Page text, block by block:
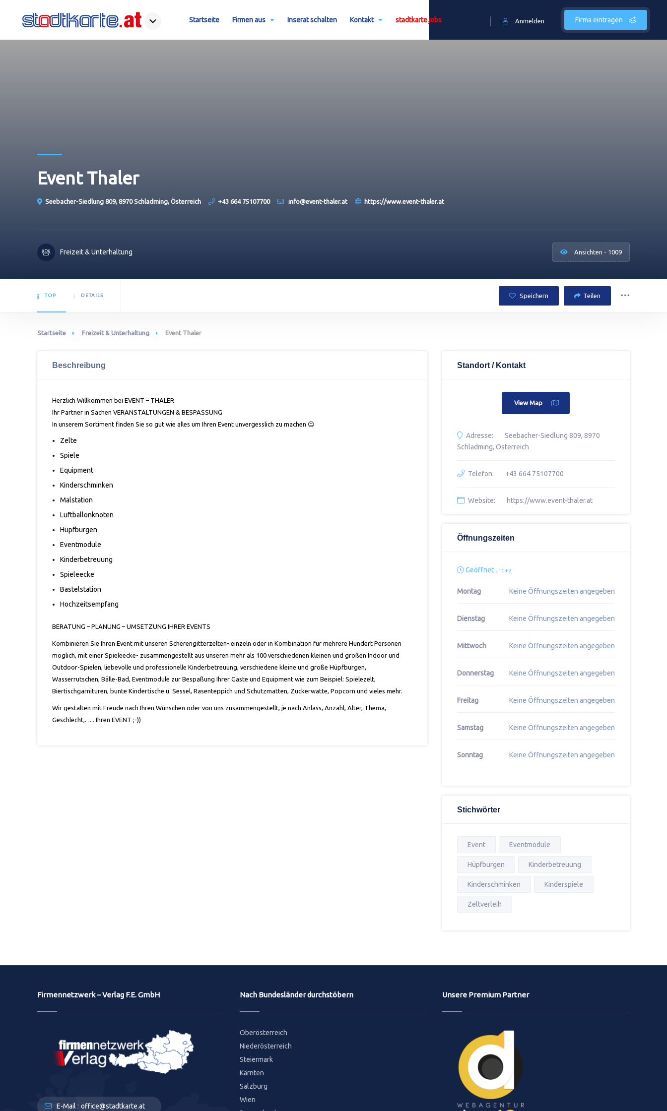
Firma eintragen
Anmelden
Startseite Firmen aus Inserat schalten Kontakt stadtkarte.jobs
Event Thaler
Seebacher-Siedlung 809, 8970 Schladming, Österreich +43 664 75107700 info@event-thaler.at https://www.event-thaler.at
Freizeit & Unterhaltung Ansichten - 1009
TOP DETAILS Speichern Teilen
Startseite Freizeit & Unterhaltung Event Thaler
Beschreibung
Herzlich Willkommen bei EVENT – THALER
Ihr Partner in Sachen VERANSTALTUNGEN & BESPASSUNG
In unserem Sortiment finden Sie so gut wie alles um Ihren Event unvergesslich zu machen 😉
Zelte
Spiele
Equipment
Kinderschminken
Malstation
Luftballonknoten
Hüpfburgen
Eventmodule
Kinderbetreuung
Spieleecke
Bastelstation
Hochzeitsempfang
BERATUNG – PLANUNG – UMSETZUNG IHRER EVENTS
Kombinieren Sie Ihren Event mit unseren Scherengitterzelten- einzeln oder in Kombination für mehrere Hundert Personen
möglich, mit einer Spieleecke- zusammengestellt aus unseren mehr als 100 verschiedenen kleinen und großen Indoor und
Outdoor-Spielen, liebevolle und professionelle Kinderbetreuung, verschiedene kleine und große Hüpfburgen,
Wasserrutschen, Bälle-Bad, Eventmodule zur Bespaßung Ihrer Gäste und Equipment wie zum Beispiel: Spielezelt,
Biertischgarnituren, bunte Kindertische u. Sessel, Rasenteppich und Schutzmatten, Zuckerwatte, Popcorn und vieles mehr.
Wir gestalten mit Freude nach Ihren Wünschen oder von uns zusammengestellt, je nach Anlass, Anzahl, Alter, Thema,
Geschlecht,….. Ihren EVENT ;-))
Standort / Kontakt
View Map
Adresse:
Seebacher-Siedlung 809, 8970
Schladming, Österreich
Telefon: +43 664 75107700
Website: https://www.event-thaler.at
Öffnungszeiten
Geöffnet UTC + 2
Montag Keine Öffnungszeiten angegeben
Dienstag Keine Öffnungszeiten angegeben
Mittwoch Keine Öffnungszeiten angegeben
Donnerstag Keine Öffnungszeiten angegeben
Freitag Keine Öffnungszeiten angegeben
Samstag Keine Öffnungszeiten angegeben
Sonntag Keine Öffnungszeiten angegeben
Stichwörter
Event Eventmodule
Hüpfburgen Kinderbetreuung
Kinderschminken Kinderspiele
Zeltverleih
Firmennetzwerk – Verlag F.E. GmbH
E-Mail : office@stadtkarte.at
Nach Bundesländer durchstöbern
Oberösterreich
Niederösterreich
Steiermark
Kärnten
Salzburg
Wien
Unsere Premium Partner